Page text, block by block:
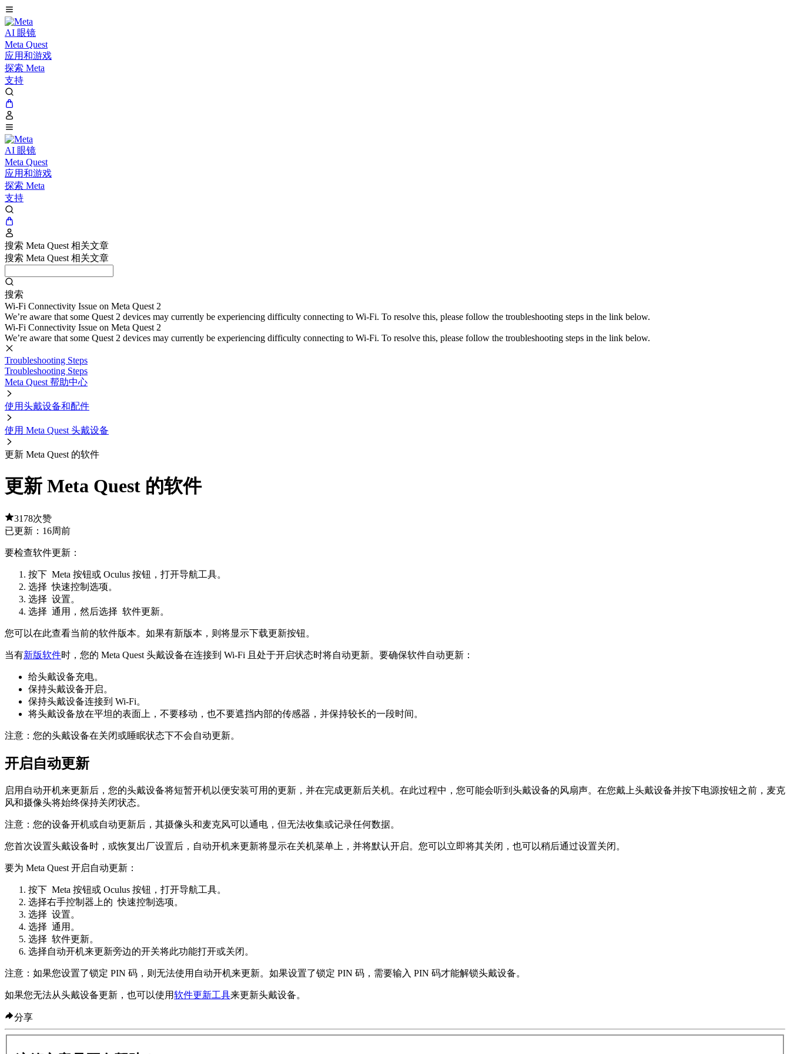
AI 眼镜
Meta Quest
应用和游戏
探索 Meta
支持
AI 眼镜
Meta Quest
应用和游戏
探索 Meta
支持
搜索 Meta Quest 相关文章
搜索 Meta Quest 相关文章
搜索
Wi-Fi Connectivity Issue on Meta Quest 2
We’re aware that some Quest 2 devices may currently be experiencing difficulty connecting to Wi-Fi. To resolve this, please follow the troubleshooting steps in the link below.
Wi-Fi Connectivity Issue on Meta Quest 2
We’re aware that some Quest 2 devices may currently be experiencing difficulty connecting to Wi-Fi. To resolve this, please follow the troubleshooting steps in the link below.
Troubleshooting Steps
Troubleshooting Steps
Meta Quest 帮助中心
使用头戴设备和配件
使用 Meta Quest 头戴设备
更新 Meta Quest 的软件
更新 Meta Quest 的软件
3178次赞
已更新： 16周前
要检查软件更新 ：
按下 Meta 按钮或 Oculus 按钮 ，打开导航工具。
选择 快速控制选项。
选择 设置。
选择 通用 ，然后选择 软件更新。
您可以在此查看当前的软件版本。如果有新版本，则将显示下载更新按钮。
当有新版软件时，您的 Meta Quest 头戴设备在连接到 Wi-Fi 且处于开启状态时将自动更新。要确保软件自动更新：
给头戴设备充电。
保持头戴设备开启。
保持头戴设备连接到 Wi-Fi。
将头戴设备放在平坦的表面上，不要移动，也不要遮挡内部的传感器，并保持较长的一段时间。
注意 ：您的头戴设备在关闭或睡眠状态下不会自动更新。
开启自动更新
启用 自动开机来更新后，您的头戴设备将短暂开机以便安装可用的更新，并在完成更新后关机。在此过程中，您可能会听到头戴设备的风扇声。在您戴上头戴设备并按下电源按钮之前，麦克
风和摄像头将始终保持关闭状态。
注意 ：您的设备开机或自动更新后，其摄像头和麦克风可以通电，但无法收集或记录任何数据。
您首次设置头戴设备时，或恢复出厂设置后， 自动开机来更新将显示在关机菜单上，并将默认开启。您可以立即将其关闭，也可以稍后通过设置关闭。
要为 Meta Quest 开启自动更新 ：
按下 Meta 按钮或 Oculus 按钮 ，打开导航工具。
选择右手控制器上的 快速控制选项。
选择 设置。
选择 通用 。
选择 软件更新。
选择自动开机来更新旁边的开关将此功能打开或关闭。
注意 ：如果您设置了锁定 PIN 码，则无法使用 自动开机来更新。如果设置了锁定 PIN 码，需要输入 PIN 码才能解锁头戴设备。
如果您无法从头戴设备更新，也可以使用软件更新工具来更新头戴设备。
分享